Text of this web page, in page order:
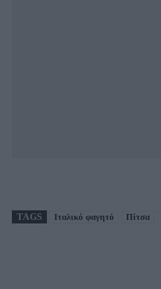
TAGS Ιταλικό φαγητό Πίτσα